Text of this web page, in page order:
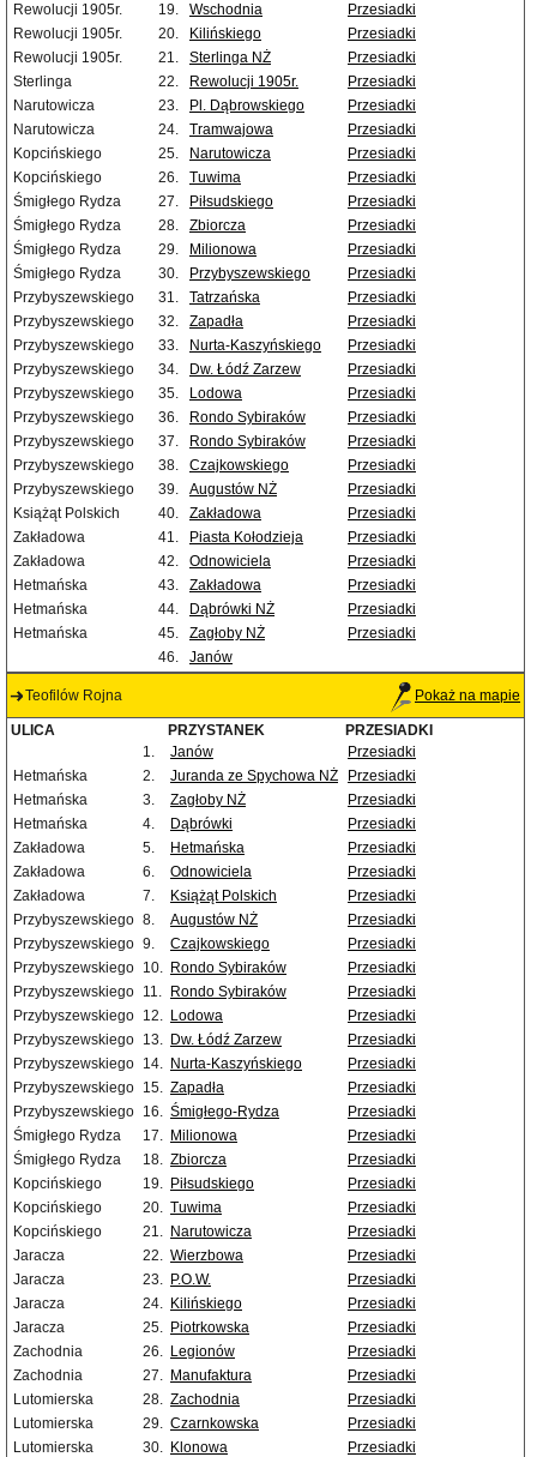
Rewolucji 1905r.
19. Wschodnia
Przesiadki
Rewolucji 1905r.
20. Kilińskiego
Przesiadki
Rewolucji 1905r.
21. Sterlinga NŻ
Przesiadki
Sterlinga
22. Rewolucji 1905r.
Przesiadki
Narutowicza
23. Pl. Dąbrowskiego
Przesiadki
Narutowicza
24. Tramwajowa
Przesiadki
Kopcińskiego
25. Narutowicza
Przesiadki
Kopcińskiego
26. Tuwima
Przesiadki
Śmigłego Rydza
27. Piłsudskiego
Przesiadki
Śmigłego Rydza
28. Zbiorcza
Przesiadki
Śmigłego Rydza
29. Milionowa
Przesiadki
Śmigłego Rydza
30. Przybyszewskiego
Przesiadki
Przybyszewskiego
31. Tatrzańska
Przesiadki
Przybyszewskiego
32. Zapadła
Przesiadki
Przybyszewskiego
33. Nurta-Kaszyńskiego
Przesiadki
Przybyszewskiego
34. Dw. Łódź Zarzew
Przesiadki
Przybyszewskiego
35. Lodowa
Przesiadki
Przybyszewskiego
36. Rondo Sybiraków
Przesiadki
Przybyszewskiego
37. Rondo Sybiraków
Przesiadki
Przybyszewskiego
38. Czajkowskiego
Przesiadki
Przybyszewskiego
39. Augustów NŻ
Przesiadki
Książąt Polskich
40. Zakładowa
Przesiadki
Zakładowa
41. Piasta Kołodzieja
Przesiadki
Zakładowa
42. Odnowiciela
Przesiadki
Hetmańska
43. Zakładowa
Przesiadki
Hetmańska
44. Dąbrówki NŻ
Przesiadki
Hetmańska
45. Zagłoby NŻ
Przesiadki
46.
Janów
Teofilów Rojna Pokaż na mapie
ULICA PRZYSTANEK
PRZESIADKI
1.
Janów
Przesiadki
Hetmańska
2. Juranda ze Spychowa NŻ
Przesiadki
Hetmańska
3. Zagłoby NŻ
Przesiadki
Hetmańska
4. Dąbrówki
Przesiadki
Zakładowa
5. Hetmańska
Przesiadki
Zakładowa
6. Odnowiciela
Przesiadki
Zakładowa
7. Książąt Polskich
Przesiadki
Przybyszewskiego 8. Augustów NŻ
Przesiadki
Przybyszewskiego 9. Czajkowskiego
Przesiadki
Przybyszewskiego 10. Rondo Sybiraków
Przesiadki
Przybyszewskiego 11. Rondo Sybiraków
Przesiadki
Przybyszewskiego 12. Lodowa
Przesiadki
Przybyszewskiego 13. Dw. Łódź Zarzew
Przesiadki
Przybyszewskiego 14. Nurta-Kaszyńskiego
Przesiadki
Przybyszewskiego 15. Zapadła
Przesiadki
Przybyszewskiego 16. Śmigłego-Rydza
Przesiadki
Śmigłego Rydza
17. Milionowa
Przesiadki
Śmigłego Rydza
18. Zbiorcza
Przesiadki
Kopcińskiego
19. Piłsudskiego
Przesiadki
Kopcińskiego
20. Tuwima
Przesiadki
Kopcińskiego
21. Narutowicza
Przesiadki
Jaracza
22. Wierzbowa
Przesiadki
Jaracza
23. P.O.W.
Przesiadki
Jaracza
24. Kilińskiego
Przesiadki
Jaracza
25. Piotrkowska
Przesiadki
Zachodnia
26. Legionów
Przesiadki
Zachodnia
27. Manufaktura
Przesiadki
Lutomierska
28. Zachodnia
Przesiadki
Lutomierska
29. Czarnkowska
Przesiadki
Lutomierska
30. Klonowa Przesiadki